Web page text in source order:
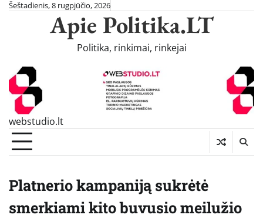
SkipŠeštadienis, 8 rugpjūčio, 2026
Apie Politika.LT
Politika, rinkimai, rinkejai
webstudio.lt
Platnerio kampaniją sukrėtė
smerkiami kito buvusio meilužio